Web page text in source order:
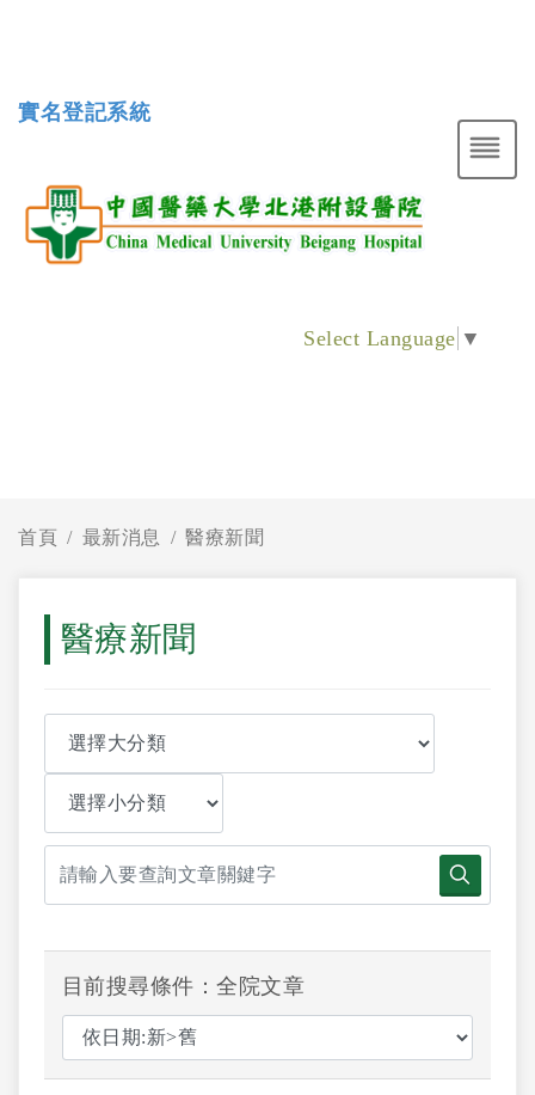
實名登記系統
Select Language ▼
首頁 最新消息 醫療新聞
醫療新聞
目前搜尋條件：全院文章